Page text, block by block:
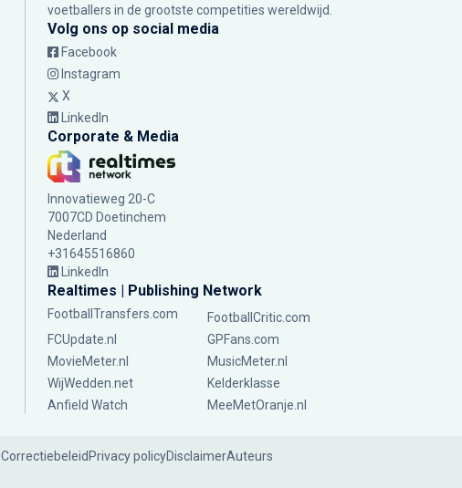
voetballers in de grootste competities wereldwijd.
Volg ons op social media
Facebook
Instagram
X
LinkedIn
Corporate & Media
Innovatieweg 20-C
7007CD Doetinchem
Nederland
+31645516860
LinkedIn
Realtimes | Publishing Network
FootballTransfers.com
FootballCritic.com
FCUpdate.nl
GPFans.com
MovieMeter.nl
MusicMeter.nl
WijWedden.net
Kelderklasse
Anfield Watch
MeeMetOranje.nl
Correctiebeleid Privacy policyDisclaimerAuteurs